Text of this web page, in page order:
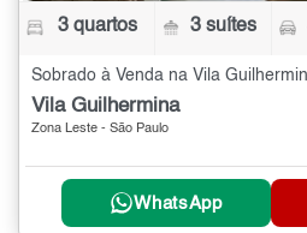
3 quartos 3 suítes
Sobrado à Venda na Vila
Vila Guilhermina
Zona Leste - São Paulo
WhatsApp